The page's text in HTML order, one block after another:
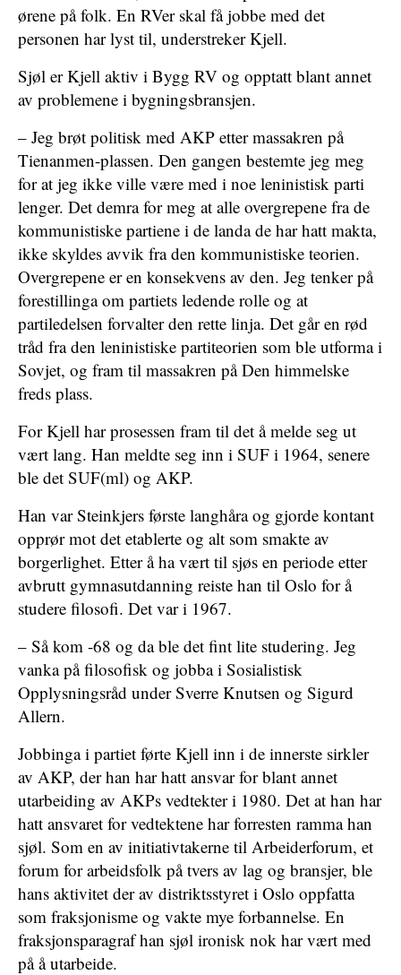
ørene på folk. En RVer skal få jobbe med det
personen har lyst til, understreker Kjell.
Sjøl er Kjell aktiv i Bygg RV og opptatt blant annet
av problemene i bygningsbransjen.
– Jeg brøt politisk med AKP etter massakren på
Tienanmen-plassen. Den gangen bestemte jeg meg
for at jeg ikke ville være med i noe leninistisk parti
lenger. Det demra for meg at alle overgrepene fra de
kommunistiske partiene i de landa de har hatt makta,
ikke skyldes avvik fra den kommunistiske teorien.
Overgrepene er en konsekvens av den. Jeg tenker på
forestillinga om partiets ledende rolle og at
partiledelsen forvalter den rette linja. Det går en rød
tråd fra den leninistiske partiteorien som ble utforma i
Sovjet, og fram til massakren på Den himmelske
freds plass.
For Kjell har prosessen fram til det å melde seg ut
vært lang. Han meldte seg inn i SUF i 1964, senere
ble det SUF(ml) og AKP.
Han var Steinkjers første langhåra og gjorde kontant
opprør mot det etablerte og alt som smakte av
borgerlighet. Etter å ha vært til sjøs en periode etter
avbrutt gymnasutdanning reiste han til Oslo for å
studere filosofi. Det var i 1967.
– Så kom -68 og da ble det fint lite studering. Jeg
vanka på filosofisk og jobba i Sosialistisk
Opplysningsråd under Sverre Knutsen og Sigurd
Allern.
Jobbinga i partiet førte Kjell inn i de innerste sirkler
av AKP, der han har hatt ansvar for blant annet
utarbeiding av AKPs vedtekter i 1980. Det at han har
hatt ansvaret for vedtektene har forresten ramma han
sjøl. Som en av initiativtakerne til Arbeiderforum, et
forum for arbeidsfolk på tvers av lag og bransjer, ble
hans aktivitet der av distriktsstyret i Oslo oppfatta
som fraksjonisme og vakte mye forbannelse. En
fraksjonsparagraf han sjøl ironisk nok har vært med
på å utarbeide.